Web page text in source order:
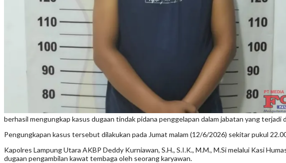
berhasil mengungkap kasus dugaan tindak pidana penggelapan dalam jabatan yang
Pengungkapan kasus tersebut dilakukan pada Jumat malam (12/6/2026) sekitar pukul
Kapolres Lampung Utara AKBP Deddy Kurniawan, S.H., S.I.K., M.M., M.Si melalui Kasi
dugaan pengambilan kawat tembaga oleh seorang karyawan.